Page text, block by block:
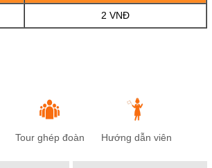
2 VNĐ
Tour ghép đoàn Hướng dẫn viên